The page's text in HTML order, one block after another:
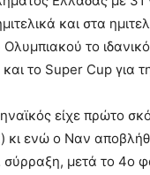
και στα
Ολυμπιακού το
το Super Cup για
είχε πρώτο
κι ενώ ο Ναν
μετά το 4ο